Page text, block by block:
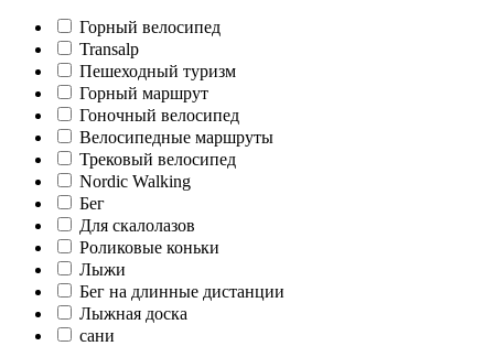
Горный велосипед
Transalp
Пешеходный туризм
Горный маршрут
Гоночный велосипед
Велосипедные маршруты
Трековый велосипед
Nordic Walking
Бег
Для скалолазов
Роликовые коньки
Лыжи
Бег на длинные дистанции
Лыжная доска
сани